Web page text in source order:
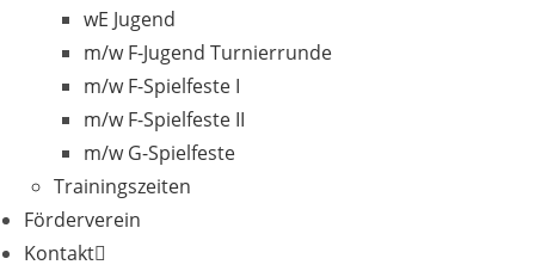
wE Jugend
m/w F-Jugend Turnierrunde
m/w F-Spielfeste I
m/w F-Spielfeste II
m/w G-Spielfeste
Trainingszeiten
Förderverein
Kontakt